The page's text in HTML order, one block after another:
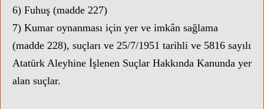
6) Fuhuş (madde 227)
7) Kumar oynanması için yer ve imkân sağlama
(madde 228), suçları ve 25/7/1951 tarihli ve 5816 sayılı
Atatürk Aleyhine İşlenen Suçlar Hakkında Kanunda yer
alan suçlar.